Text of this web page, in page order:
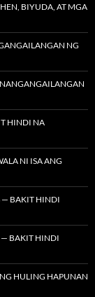
BIYUDA, AT MGA
NG
HINDI NA
NI ISA ANG
— BAKIT HINDI
— BAKIT HINDI
HULING HAPUNAN